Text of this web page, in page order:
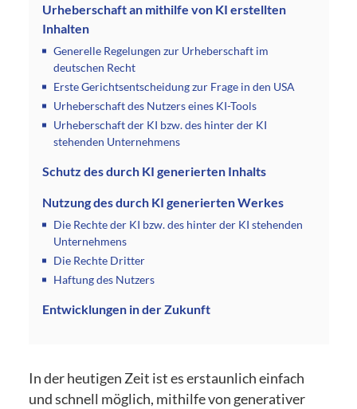
Urheberschaft an mithilfe von KI erstellten
Inhalten
Generelle Regelungen zur Urheberschaft im
deutschen Recht
Erste Gerichtsentscheidung zur Frage in den USA
Urheberschaft des Nutzers eines KI-Tools
Urheberschaft der KI bzw. des hinter der KI
stehenden Unternehmens
Schutz des durch KI generierten Inhalts
Nutzung des durch KI generierten Werkes
Die Rechte der KI bzw. des hinter der KI stehenden
Unternehmens
Die Rechte Dritter
Haftung des Nutzers
Entwicklungen in der Zukunft
In der heutigen Zeit ist es erstaunlich einfach
und schnell möglich, mithilfe von generativer